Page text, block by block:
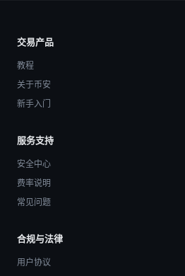
交易产品
教程
关于币安
新手入门
服务支持
安全中心
费率说明
常见问题
合规与法律
用户协议